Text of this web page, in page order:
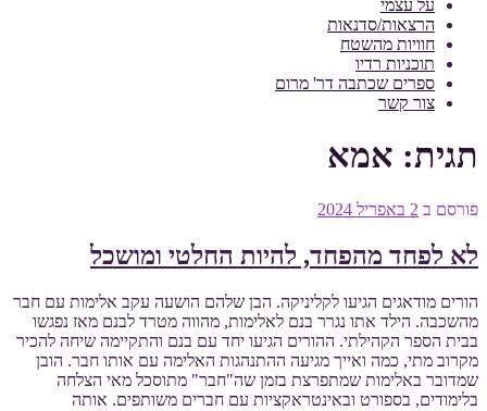
על עצמי
הרצאות/סדנאות
חוויות מהשטח
תוכניות רדיו
ספרים שכתבה דר' מרום
צור קשר
תגית: אמא
פורסם ב 2 באפריל 2024
לא לפחד מהפחד, להיות החלטי ומושכל
הורים מודאגים הגיעו לקליניקה. הבן שלהם הושעה עקב אלימות עם חבר
מהשכבה. הילד אתו נגרר בנם לאלימות, מהווה מטרד לבנם מאז נפגשו
בבית הספר הקהילתי. ההורים הגיעו יחד עם בנם והתקיימה שיחה להכיר
מקרוב מתי, כמה ואייך מגיעה ההתנהגות האלימה עם אותו חבר. הובן
שמדובר באלימות שמתפרצת בזמן שה"חבר" מתוסכל מאי הצלחה
בלימודים, בספורט ובאינטראקציות עם חברים משותפים. אותה